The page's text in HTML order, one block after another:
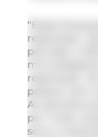
“Esses
respiração.
percebe a
respiração.
pessoa nem
As apneias
por noite,
sono e